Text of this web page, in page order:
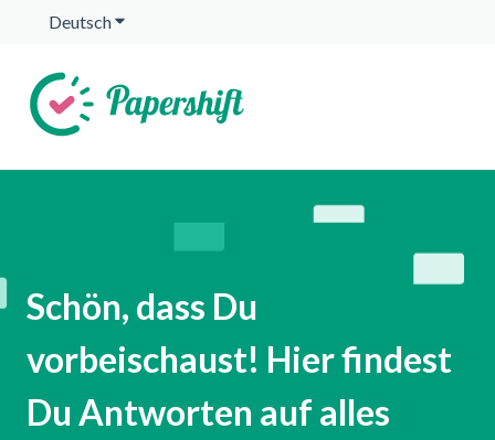
DeutschUntermenü für Übersetzungen anzeigen
Schön, dass Du
vorbeischaust! Hier findest
Du Antworten auf alles